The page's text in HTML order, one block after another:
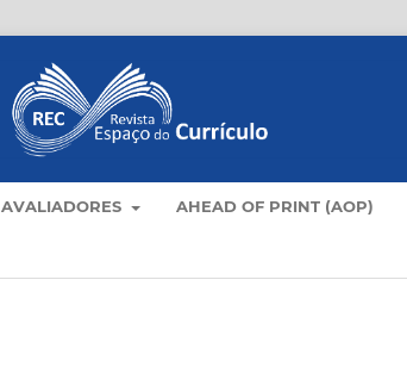
AVALIADORES AHEAD OF PRINT (AOP)